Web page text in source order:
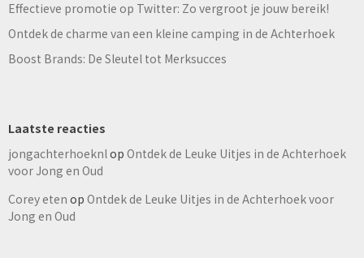
Effectieve promotie op Twitter: Zo vergroot je jouw bereik!
Ontdek de charme van een kleine camping in de Achterhoek
Boost Brands: De Sleutel tot Merksucces
Laatste reacties
jongachterhoeknlop Ontdek de Leuke Uitjes in de Achterhoek
voor Jong en Oud
Corey eten op Ontdek de Leuke Uitjes in de Achterhoek voor
Jong en Oud